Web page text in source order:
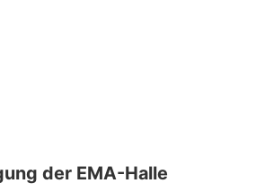
der EMA-Halle